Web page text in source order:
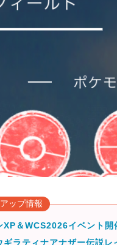
ップ情報
XP＆WCS2026イベント
ギラティナアナザー伝説